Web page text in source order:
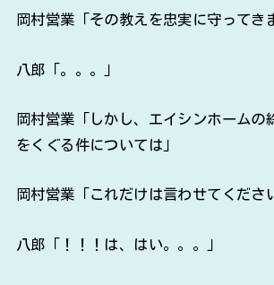
岡村営業「その教えを忠実に守ってき
八郎「。。。」
岡村営業「しかし、エイシンホームの
をくぐる件については」
岡村営業「これだけは言わせてくださ
八郎「！！！は、はい。。。」